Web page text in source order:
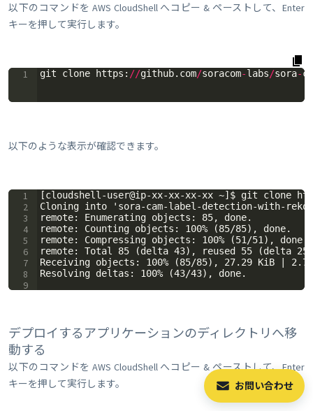
お問い合わせ
以下のコマンドを AWS CloudShell へコピー & ペーストして、Enter
キーを押して実行します。
1 git clone https : //github. com/soracom-labs/sora-
以下のような表示が確認できます。
1
2
3
4
5
6
7
8
9
[cloudshell-user@ip-xx-xx-xx-xx ~]$ git clone
Cloning into 'sora-cam-label-detection-with-
remote: Enumerating objects: 85, done.
remote: Counting objects: 100% (85/85), done.
remote: Compressing objects: 100% (51/51), done.
remote: Total 85 (delta 43), reused 55 (delta
Receiving objects: 100% (85/85), 27.29 KiB |
Resolving deltas: 100% (43/43), done.
デプロイするアプリケーションのディレクトリへ移
動する
以下のコマンドを AWS CloudShell へコピー & ペーストして、Enter
キーを押して実行します。